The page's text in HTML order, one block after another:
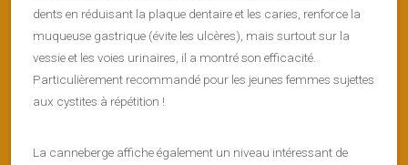
dents en réduisant la plaque dentaire et les caries, renforce la
muqueuse gastrique (évite les ulcères), mais surtout sur la
vessie et les voies urinaires, il a montré son efficacité.
Particulièrement recommandé pour les jeunes femmes sujettes
aux cystites à répétition !
La canneberge affiche également un niveau intéressant de